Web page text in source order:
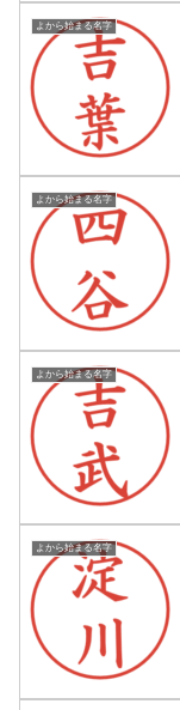
よから始まる名字
よから始まる名字
よから始まる名字
よから始まる名字